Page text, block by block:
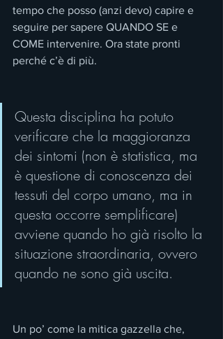
tempo che posso (anzi devo) capire e
seguire per sapere QUANDO SE e
COME intervenire. Ora state pronti
perché c’è di più.
Questa disciplina ha potuto
verificare che la maggioranza
dei sintomi (non è statistica, ma
è questione di conoscenza dei
tessuti del corpo umano, ma in
questa occorre semplificare)
avviene quando ho già risolto la
situazione straordinaria, ovvero
quando ne sono già uscita.
Un po’ come la mitica gazzella che,